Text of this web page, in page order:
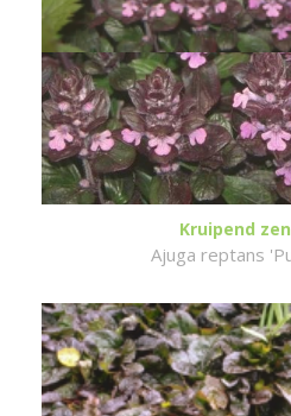
Kruipend
Ajuga reptans